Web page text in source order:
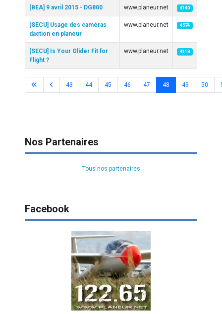
[BEA] 9 avril 2015 - DG800 www.planeur.net 4140
[SECU] Usage des caméras
daction en planeur
www.planeur.net 4574
[SECU] Is Your Glider Fit for
Flight ?
www.planeur.net 4118
Page 48 sur 58
43 44 45 46 47 48 49 50
Nos Partenaires
Tous nos partenaires
Facebook